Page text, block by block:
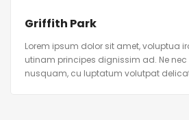
Griffith Park
Lorem ipsum dolor sit amet, voluptua
utinam principes dignissim ad. Ne
nusquam, cu luptatum volutpat